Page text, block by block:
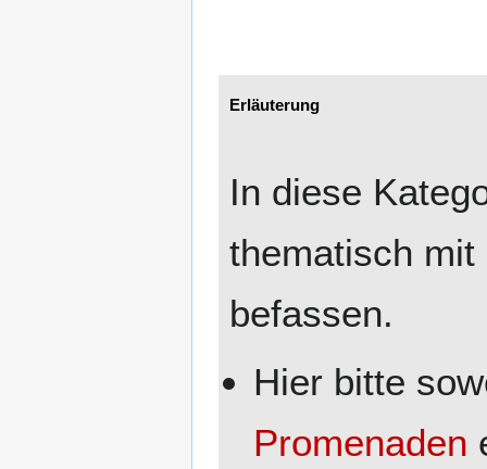
Erläuterung
In diese
thematisch mit
befassen.
Hier bitte
Promenaden